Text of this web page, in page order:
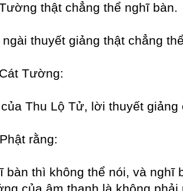
thật chẳng thể nghĩ bàn.
thuyết giảng thật chẳng
Tường:
Thu Lộ Tử, lời thuyết giảng
rằng:
bàn thì không thể nói, và